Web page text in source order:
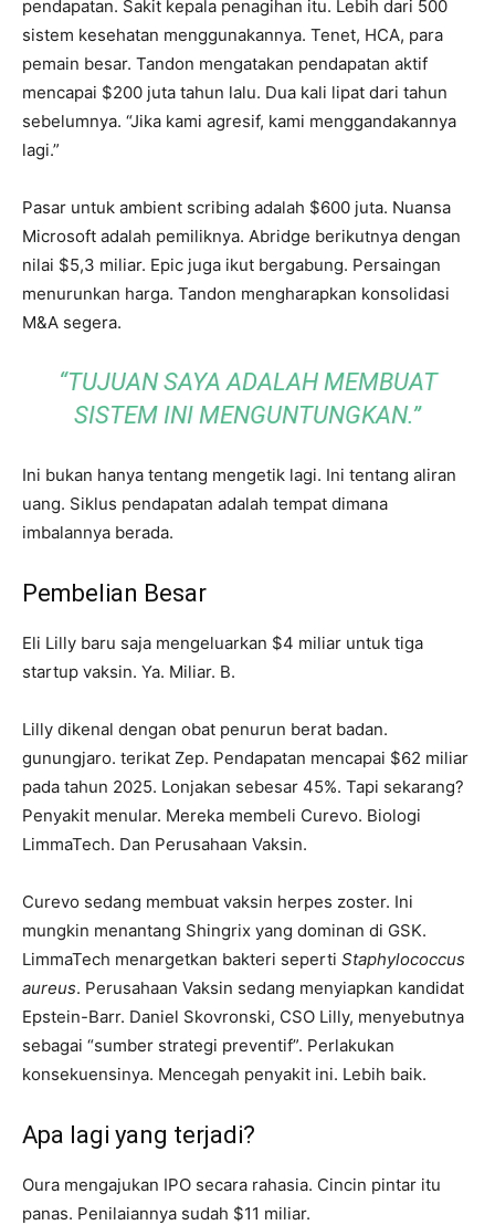
pendapatan. Sakit kepala penagihan itu. Lebih dari 500
sistem kesehatan menggunakannya. Tenet, HCA, para
pemain besar. Tandon mengatakan pendapatan aktif
mencapai $200 juta tahun lalu. Dua kali lipat dari tahun
sebelumnya. “Jika kami agresif, kami menggandakannya
lagi.”
Pasar untuk ambient scribing adalah $600 juta. Nuansa
Microsoft adalah pemiliknya. Abridge berikutnya dengan
nilai $5,3 miliar. Epic juga ikut bergabung. Persaingan
menurunkan harga. Tandon mengharapkan konsolidasi
M&A segera.
“TUJUAN SAYA ADALAH MEMBUAT
SISTEM INI MENGUNTUNGKAN.”
Ini bukan hanya tentang mengetik lagi. Ini tentang aliran
uang. Siklus pendapatan adalah tempat dimana
imbalannya berada.
Pembelian Besar
Eli Lilly baru saja mengeluarkan $4 miliar untuk tiga
startup vaksin. Ya. Miliar. B.
Lilly dikenal dengan obat penurun berat badan.
gunungjaro. terikat Zep. Pendapatan mencapai $62 miliar
pada tahun 2025. Lonjakan sebesar 45%. Tapi sekarang?
Penyakit menular. Mereka membeli Curevo. Biologi
LimmaTech. Dan Perusahaan Vaksin.
Curevo sedang membuat vaksin herpes zoster. Ini
mungkin menantang Shingrix yang dominan di GSK.
LimmaTech menargetkan bakteri seperti Staphylococcus
aureus. Perusahaan Vaksin sedang menyiapkan kandidat
Epstein-Barr. Daniel Skovronski, CSO Lilly, menyebutnya
sebagai “sumber strategi preventif”. Perlakukan
konsekuensinya. Mencegah penyakit ini. Lebih baik.
Apa lagi yang terjadi?
Oura mengajukan IPO secara rahasia. Cincin pintar itu
panas. Penilaiannya sudah $11 miliar.